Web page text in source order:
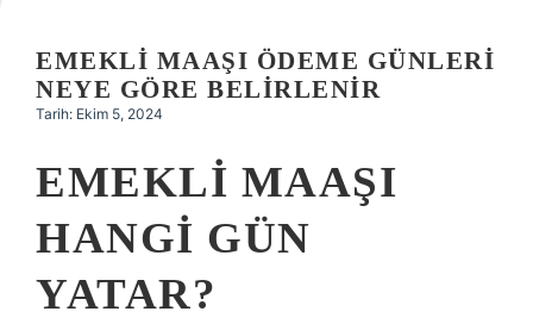
EMEKLI MAAŞI ÖDEME GÜNLERI
NEYE GÖRE BELIRLENIR
Tarih: Ekim 5, 2024
EMEKLI MAAŞI
HANGI GÜN
YATAR?